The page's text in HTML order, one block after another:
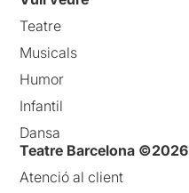
Teatre
Musicals
Humor
Infantil
Dansa
Teatre Barcelona ©2026
Atenció al client